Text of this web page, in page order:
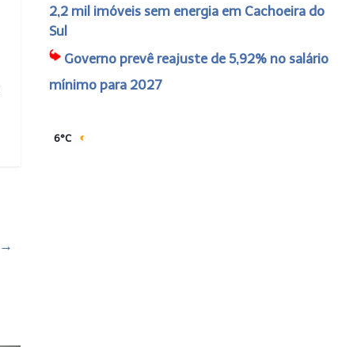
→
2,2 mil imóveis sem energia em Cachoeira do
Sul
Governo prevê reajuste de 5,92% no salário
mínimo para 2027
6°C